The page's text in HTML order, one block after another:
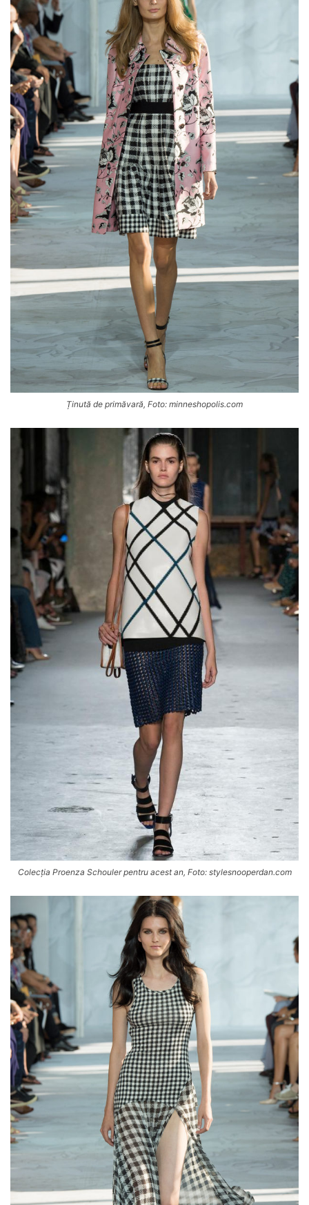
Ținută de primăvară, Foto: minneshopolis.com
Colecția Proenza Schouler pentru acest an, Foto: stylesnooperdan.com